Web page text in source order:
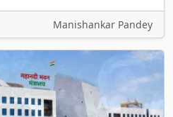
Manishankar Pandey